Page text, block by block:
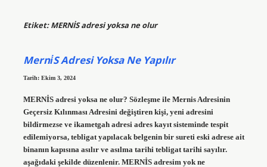
Etiket:MERNİS adresi yoksa ne olur
Merni̇S Adresi Yoksa Ne Yapılır
Tarih: Ekim 3, 2024
MERNİS adresi yoksa ne olur? Sözleşme ile Mernis Adresinin
Geçersiz Kılınması Adresini değiştiren kişi, yeni adresini
bildirmezse ve ikametgah adresi adres kayıt sisteminde tespit
edilemiyorsa, tebligat yapılacak belgenin bir sureti eski adrese ait
binanın kapısına asılır ve asılma tarihi tebligat tarihi sayılır.
aşağıdaki şekilde düzenlenir. MERNİS adresim yok ne